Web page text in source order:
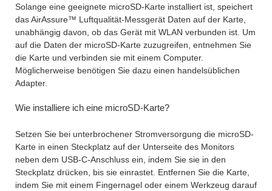
Solange eine geeignete microSD-Karte installiert ist, speichert
das AirAssure™ Luftqualität-Messgerät Daten auf der Karte,
unabhängig davon, ob das Gerät mit WLAN verbunden ist. Um
auf die Daten der microSD-Karte zuzugreifen, entnehmen Sie
die Karte und verbinden sie mit einem Computer.
Möglicherweise benötigen Sie dazu einen handelsüblichen
Adapter.
Wie installiere ich eine microSD-Karte?
Setzen Sie bei unterbrochener Stromversorgung die microSD-
Karte in einen Steckplatz auf der Unterseite des Monitors
neben dem USB-C-Anschluss ein, indem Sie sie in den
Steckplatz drücken, bis sie einrastet. Entfernen Sie die Karte,
indem Sie mit einem Fingernagel oder einem Werkzeug darauf